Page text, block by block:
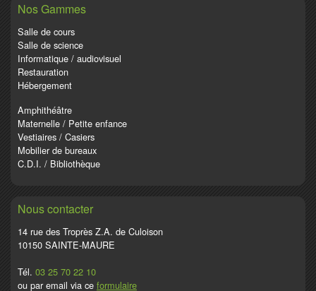
Nos Gammes
Salle de cours
Salle de science
Informatique / audiovisuel
Restauration
Hébergement
Amphithéâtre
Maternelle / Petite enfance
Vestiaires / Casiers
Mobilier de bureaux
C.D.I. / Bibliothèque
Nous contacter
14 rue des Troprès Z.A. de Culoison
10150 SAINTE-MAURE
Tél. 03 25 70 22 10
ou par email via ce formulaire